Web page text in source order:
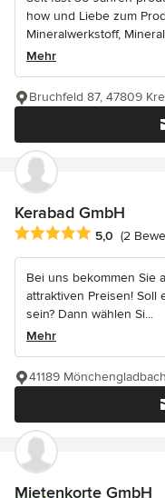
how und Liebe zum
Mineralwerkstoff,
Mehr
Bruchfeld 87, 47809
Kerabad GmbH
Durchschnittliche
5,0 (2
Bei uns bekommen Sie
attraktiven Preisen!
sein? Dann wählen Si...
Mehr
41189 Mönchengladbach
Mietenkorte GmbH